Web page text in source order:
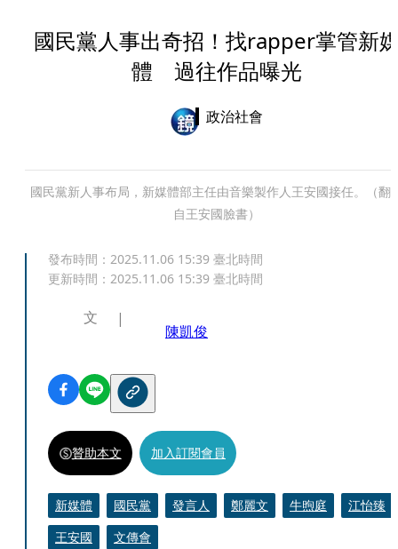
國民黨人事出奇招！找rapper掌管新
體 過往作品曝光
政治社會
國民黨新人事布局，新媒體部主任由音樂製作人王安國接任。（翻
自王安國臉書）
發布時間： 2025.11.06 15:39 臺北時間
更新時間： 2025.11.06 15:39 臺北時間
文
陳凱俊
贊助本文 加入訂閱會員
新媒體 國民黨 發言人 鄭麗文 牛煦庭
江怡臻
王安國
文傳會